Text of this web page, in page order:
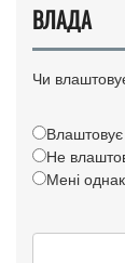
ВЛАДА
Чи
Влаштовує
Не
Мені